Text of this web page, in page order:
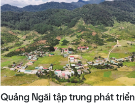
Quảng Ngãi tập trung phát triển